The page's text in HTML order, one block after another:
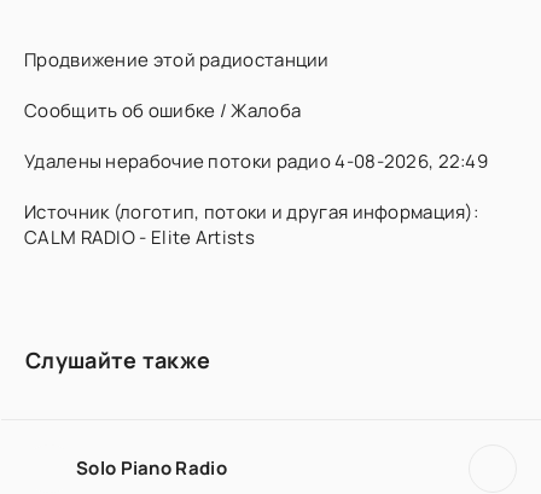
Продвижение этой радиостанции
Сообщить об ошибке / Жалоба
Удалены нерабочие потоки радио 4-08-2026, 22:49
Источник (логотип, потоки и другая информация):
CALM RADIO - Elite Artists
Слушайте также
Solo Piano Radio